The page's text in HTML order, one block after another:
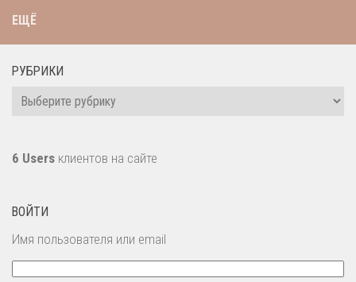
ЕЩЁ
РУБРИКИ
Рубрики
6 Users клиентов на сайте
ВОЙТИ
Имя пользователя или email